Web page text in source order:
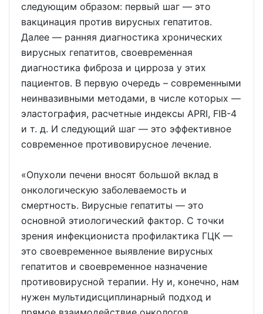
следующим образом: первый шаг — это
вакцинация против вирусных гепатитов.
Далее — ранняя диагностика хронических
вирусных гепатитов, своевременная
диагностика фиброза и цирроза у этих
пациентов. В первую очередь – современными
неинвазивными методами, в числе которых —
эластография, расчетные индексы APRI, FIB-4
и т. д. И следующий шаг — это эффективное
современное противовирусное лечение.
«Опухоли печени вносят большой вклад в
онкологическую заболеваемость и
смертность. Вирусные гепатиты — это
основной этиологический фактор. С точки
зрения инфекциониста профилактика ГЦК —
это своевременное выявление вирусных
гепатитов и своевременное назначение
противовирусной терапии. Ну и, конечно, нам
нужен мультидисциплинарный подход и